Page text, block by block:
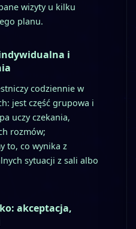
wizyty u kilku
planu.
i
codziennie w
jest część grupowa i
uczy czekania,
rozmów;
to, co wynika z
sytuacji z sali albo
akceptacja,